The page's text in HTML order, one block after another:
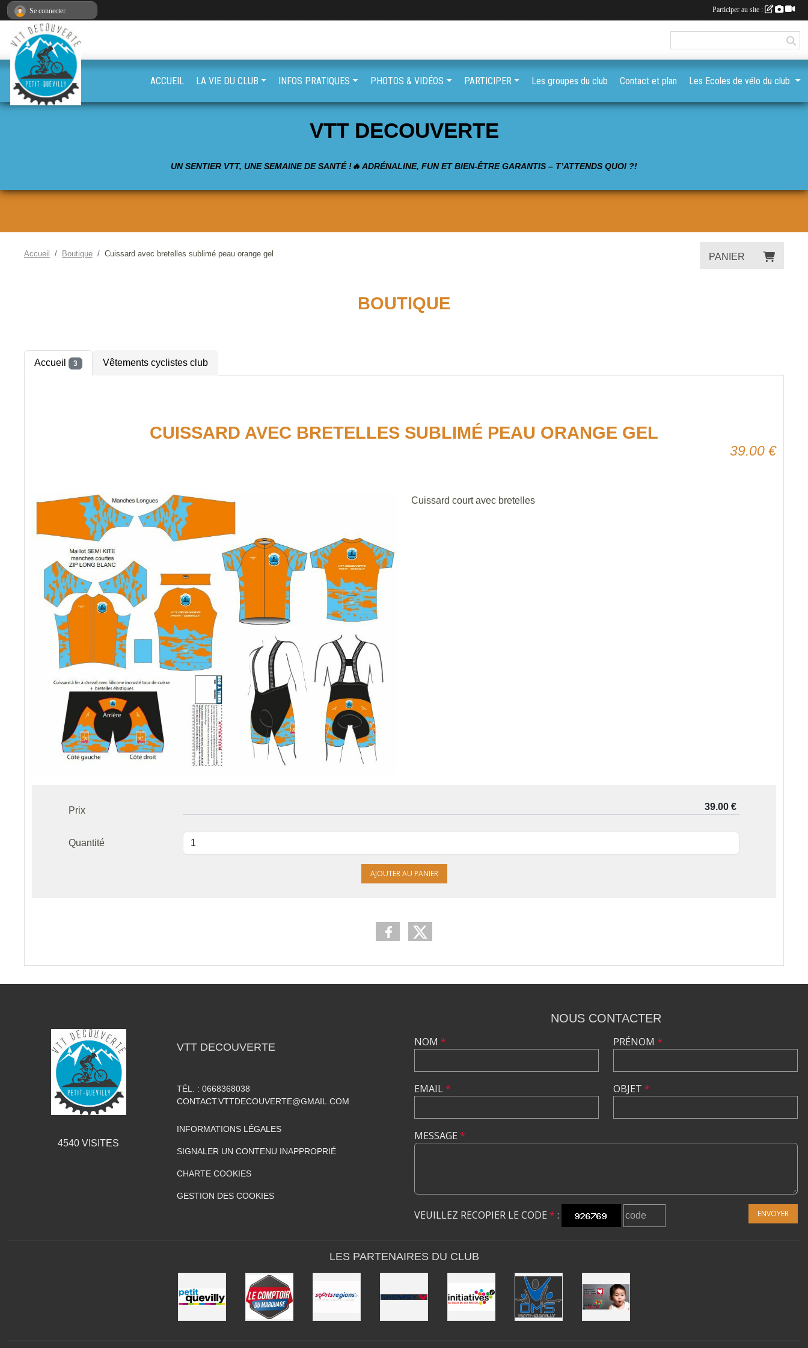
VTT DECOUVERTE
UN SENTIER VTT, UNE SEMAINE DE SANTÉ !🔥 ADRÉNALINE, FUN ET BIEN-ÊTRE GARANTIS – T’ATTENDS QUOI ?!
Accueil Boutique Cuissard avec bretelles sublimé peau orange gel PANIER
BOUTIQUE
Accueil 3 Vêtements cyclistes club
CUISSARD AVEC BRETELLES SUBLIMÉ PEAU ORANGE GEL
39.00 €
Cuissard court avec bretelles
Prix
Quantité
AJOUTER AU PANIER
ACCUEIL LA VIE DU CLUB INFOS PRATIQUES PHOTOS & VIDÉOS PARTICIPER Les groupes du club Contact et plan Les Ecoles de vélo du club
4540 VISITES
VTT DECOUVERTE
TÉL. : 0668368038
CONTACT.VTTDECOUVERTE@GMAIL.COM
INFORMATIONS LÉGALES
SIGNALER UN CONTENU INAPPROPRIÉ
CHARTE COOKIES
GESTION DES COOKIES
NOUS CONTACTER
NOM *
EMAIL*
PRÉNOM *
OBJET *
MESSAGE *
VEUILLEZ RECOPIER LE CODE * : ENVOYER
LES PARTENAIRES DU CLUB
Se connecter Participer au site :
Panneau de gestion des cookies